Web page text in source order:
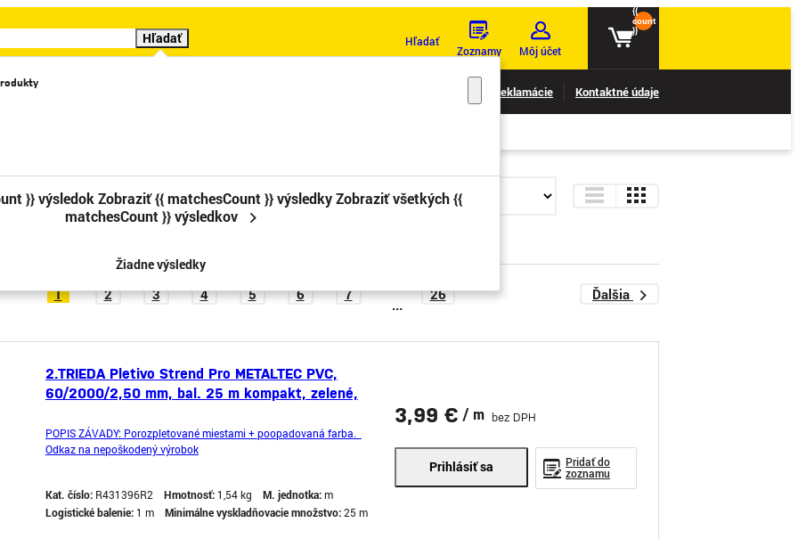
Hľadať
}} výsledok Zobraziť {{ matchesCount }} výsledky Zobraziť všetkých {{
matchesCount }} výsledkov
Žiadne výsledky
Hľadať
Zoznamy Môj účet
{{
count
}}
Katalógy Reklamácie Kontaktné údaje
(poškriabané, ohnuté)
1 2 3 4 5 6 7
...
26 Ďalšia
2.TRIEDA Pletivo Strend Pro METALTEC PVC,
60/2000/2,50 mm, bal. 25 m kompakt, zelené,
POPIS ZÁVADY: Porozpletované miestami + poopadovaná farba.
Odkaz na nepoškodený výrobok
Kat. číslo: R431396R2 Hmotnosť: 1,54 kg M. jednotka:m
Logistické balenie: 1 m Minimálne vyskladňovacie množstvo:25 m
3,99 € / m bez DPH
Prihlásiť sa
Pridať do
zoznamu